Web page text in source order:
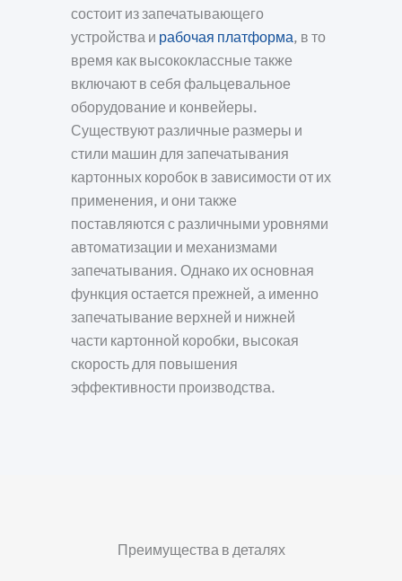
состоит из запечатывающего
устройства и рабочая платформа, в то
время как высококлассные также
включают в себя фальцевальное
оборудование и конвейеры.
Существуют различные размеры и
стили машин для запечатывания
картонных коробок в зависимости от их
применения, и они также
поставляются с различными уровнями
автоматизации и механизмами
запечатывания. Однако их основная
функция остается прежней, а именно
запечатывание верхней и нижней
части картонной коробки, высокая
скорость для повышения
эффективности производства.
Преимущества в деталях